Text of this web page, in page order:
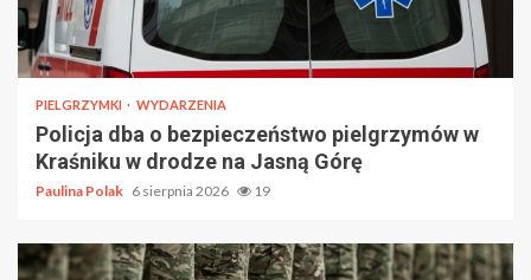
PIELGRZYMKI WYDARZENIA
Policja dba o bezpieczeństwo pielgrzymów w
Kraśniku w drodze na Jasną Górę
Paulina Polak 6 sierpnia 2026 19